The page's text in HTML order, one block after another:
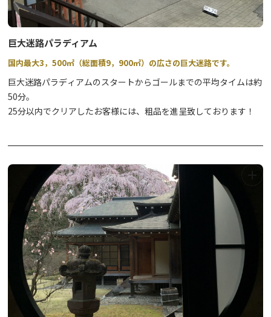
巨大迷路パラディアム
国内最大3，500㎡（総面積9，900㎡）の広さの巨大迷路です。
巨大迷路パラディアムのスタートからゴールまでの平均タイムは約
50分。
25分以内でクリアしたお客様には、粗品を進呈致しております！